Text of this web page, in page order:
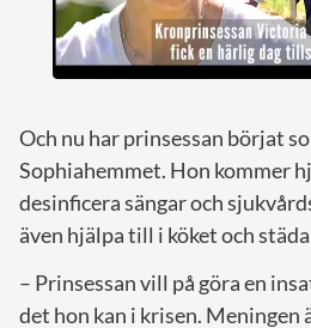
Och nu har prinsessan börjat
Sophiahemmet. Hon kommer
desinficera sängar och
även hjälpa till i köket och
– Prinsessan vill på göra en
det hon kan i krisen. Meningen